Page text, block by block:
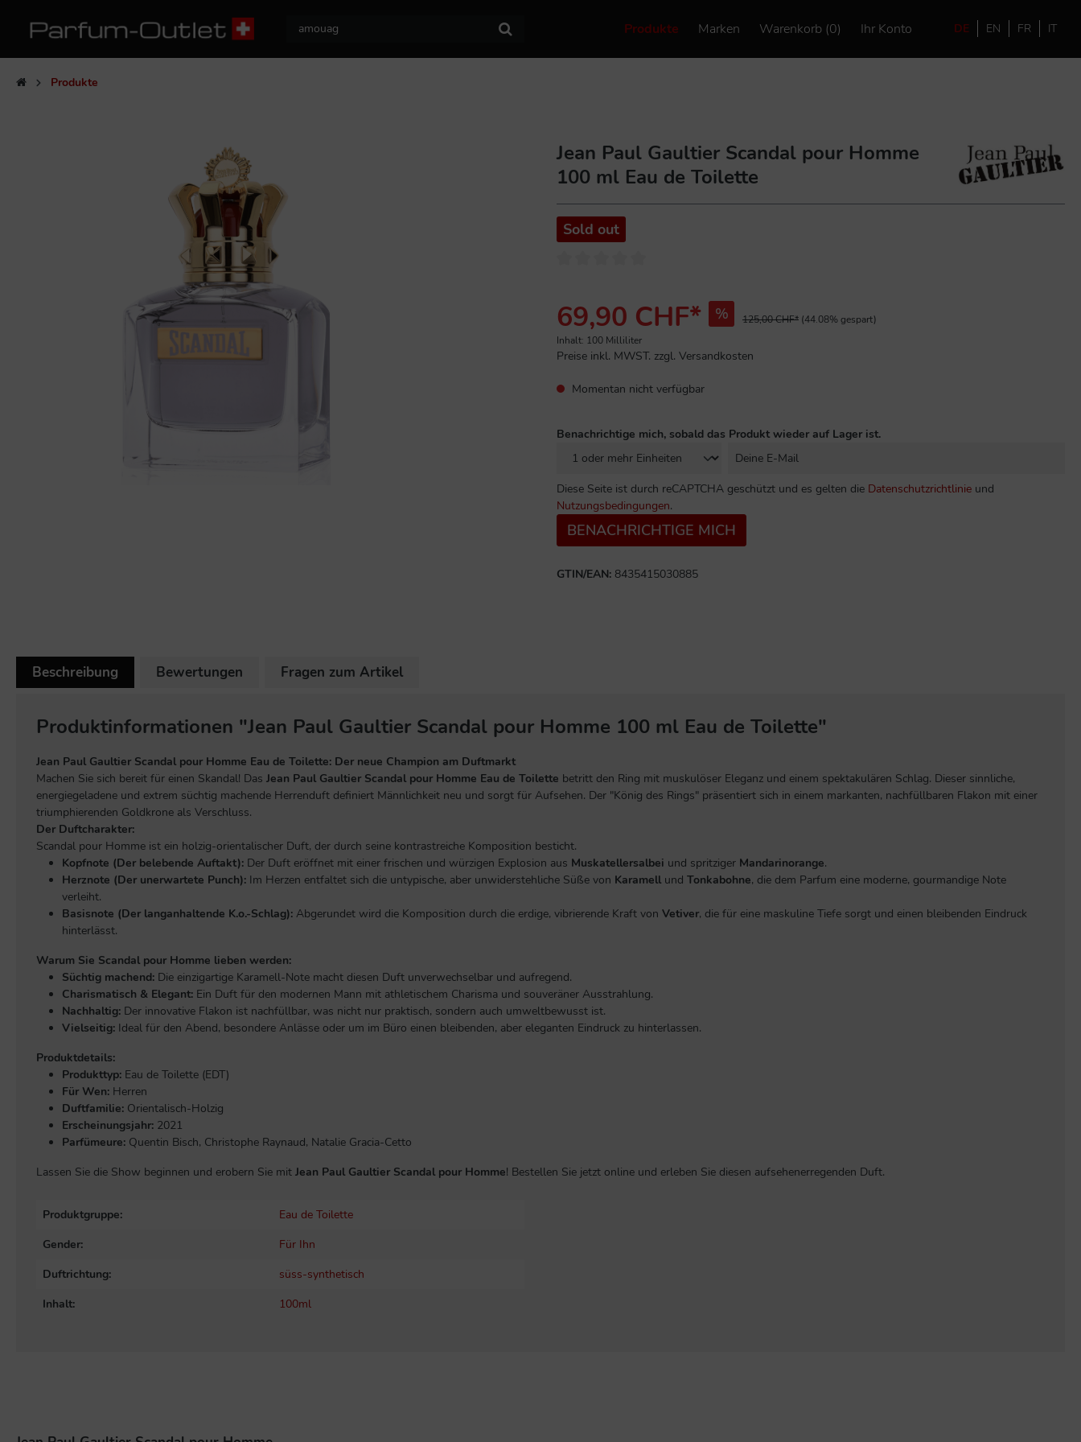
Produkte Marken Warenkorb (0) Ihr Konto DE EN FR IT
Produkte
Jean Paul Gaultier Scandal pour Homme
100 ml Eau de Toilette
Sold out
69,90 CHF* % 125,00 CHF* (44.08% gespart)
Inhalt: 100 Milliliter
Preise inkl. MWST. zzgl. Versandkosten
Momentan nicht verfügbar
Benachrichtige mich, sobald das Produkt wieder auf Lager ist.
Diese Seite ist durch reCAPTCHA geschützt und es gelten die Datenschutzrichtlinie und
Nutzungsbedingungen.
BENACHRICHTIGE MICH
GTIN/EAN: 8435415030885
Beschreibung Bewertungen Fragen zum Artikel
Produktinformationen "Jean Paul Gaultier Scandal pour Homme 100 ml Eau de Toilette"
Jean Paul Gaultier Scandal pour Homme Eau de Toilette: Der neue Champion am Duftmarkt
Machen Sie sich bereit für einen Skandal! Das Jean Paul Gaultier Scandal pour Homme Eau de Toilette betritt den Ring mit muskulöser Eleganz und einem spektakulären Schlag. Dieser sinnliche,
energiegeladene und extrem süchtig machende Herrenduft definiert Männlichkeit neu und sorgt für Aufsehen. Der "König des Rings" präsentiert sich in einem markanten, nachfüllbaren Flakon mit einer
triumphierenden Goldkrone als Verschluss.
Der Duftcharakter:
Scandal pour Homme ist ein holzig-orientalischer Duft, der durch seine kontrastreiche Komposition besticht.
Kopfnote (Der belebende Auftakt): Der Duft eröffnet mit einer frischen und würzigen Explosion aus Muskatellersalbei und spritziger Mandarinorange.
Herznote (Der unerwartete Punch): Im Herzen entfaltet sich die untypische, aber unwiderstehliche Süße von Karamell und Tonkabohne, die dem Parfum eine moderne, gourmandige Note
verleiht.
Basisnote (Der langanhaltende K.o.-Schlag): Abgerundet wird die Komposition durch die erdige, vibrierende Kraft von Vetiver, die für eine maskuline Tiefe sorgt und einen bleibenden Eindruck
hinterlässt.
Warum Sie Scandal pour Homme lieben werden:
Süchtig machend: Die einzigartige Karamell-Note macht diesen Duft unverwechselbar und aufregend.
Charismatisch & Elegant: Ein Duft für den modernen Mann mit athletischem Charisma und souveräner Ausstrahlung.
Nachhaltig: Der innovative Flakon ist nachfüllbar, was nicht nur praktisch, sondern auch umweltbewusst ist.
Vielseitig: Ideal für den Abend, besondere Anlässe oder um im Büro einen bleibenden, aber eleganten Eindruck zu hinterlassen.
Produktdetails:
Produkttyp: Eau de Toilette (EDT)
Für Wen: Herren
Duftfamilie: Orientalisch-Holzig
Erscheinungsjahr: 2021
Parfümeure: Quentin Bisch, Christophe Raynaud, Natalie Gracia-Cetto
Lassen Sie die Show beginnen und erobern Sie mit Jean Paul Gaultier Scandal pour Homme! Bestellen Sie jetzt online und erleben Sie diesen aufsehenerregenden Duft.
Produktgruppe:
Eau de Toilette
Gender:
Für Ihn
Duftrichtung:
süss-synthetisch
Inhalt:
100ml